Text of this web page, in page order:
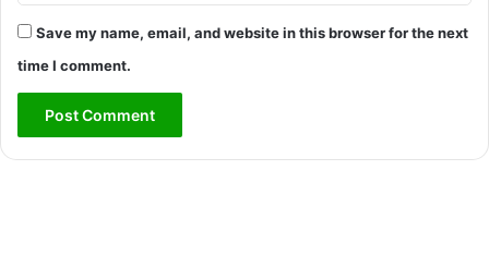
Save my name, email, and website in this browser for the next
time I comment.